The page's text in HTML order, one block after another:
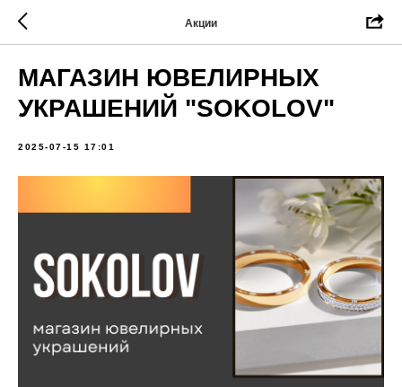
Акции
МАГАЗИН ЮВЕЛИРНЫХ
УКРАШЕНИЙ "SOKOLOV"
2025-07-15 17:01